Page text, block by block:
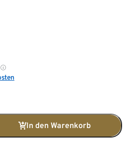
In den Warenkorb